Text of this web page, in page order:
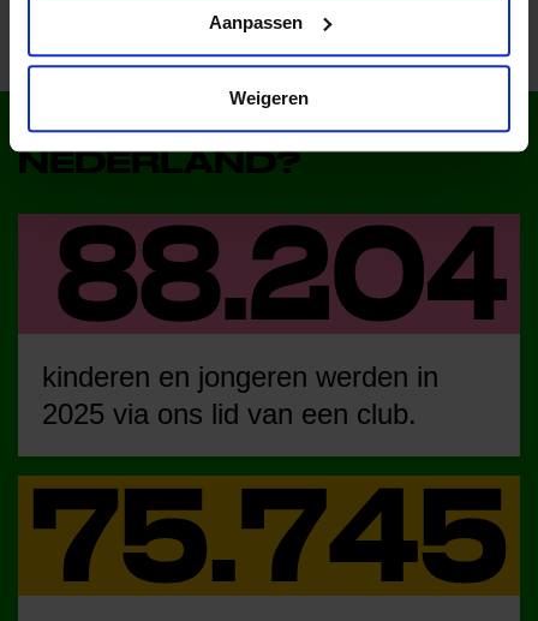
Aanpassen
Weigeren
WIST JE DAT IN
NEDERLAND?
kinderen en jongeren werden in
2025 via ons lid van een club.